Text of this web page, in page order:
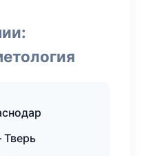
Тверь